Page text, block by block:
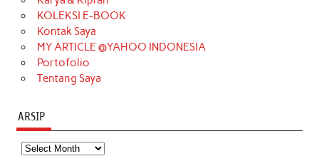
k
a
m
KOLEKSI E-BOOK
Kontak Saya
MY ARTICLE @YAHOO INDONESIA
Portofolio
Tentang Saya
ARSIP
Arsip